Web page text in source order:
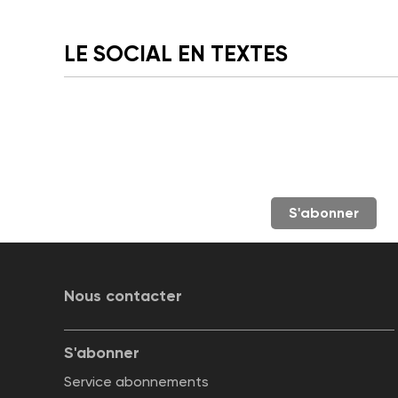
LE SOCIAL EN TEXTES
S'abonner
Nous contacter
S'abonner
Service abonnements